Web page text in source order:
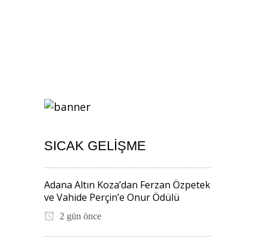
SICAK GELIŞME
Adana Altın Koza’dan Ferzan Özpetek
ve Vahide Perçin’e Onur Ödülü
2 gün önce